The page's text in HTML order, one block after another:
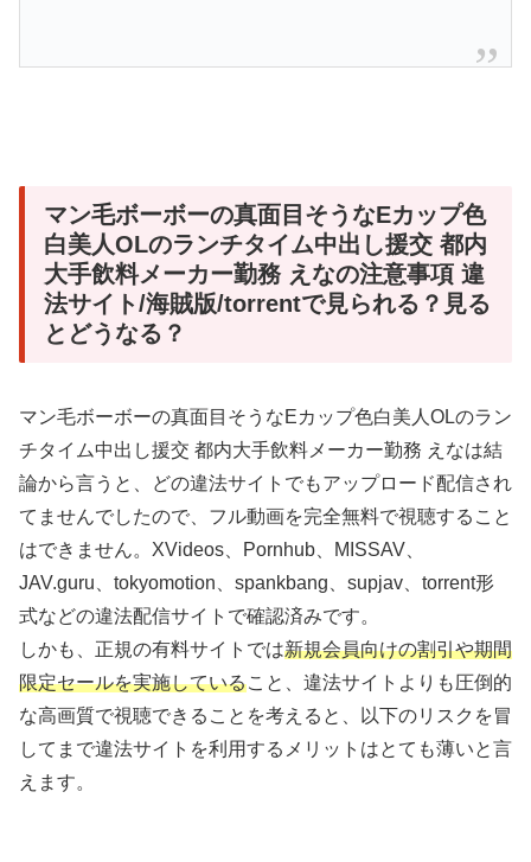
マン毛ボーボーの真面目そうなEカップ色
白美人OLのランチタイム中出し援交 都内
大手飲料メーカー勤務 えなの注意事項 違
法サイト/海賊版/torrentで見られる？見る
とどうなる？
マン毛ボーボーの真面目そうなEカップ色白美人OLのラン
チタイム中出し援交 都内大手飲料メーカー勤務 えなは結
論から言うと、どの違法サイトでもアップロード配信され
てませんでしたので、フル動画を完全無料で視聴すること
はできません。XVideos、Pornhub、MISSAV、
JAV.guru、tokyomotion、spankbang、supjav、torrent形
式などの違法配信サイトで確認済みです。
しかも、正規の有料サイトでは新規会員向けの割引や期間
限定セールを実施していること、違法サイトよりも圧倒的
な高画質で視聴できることを考えると、以下のリスクを冒
してまで違法サイトを利用するメリットはとても薄いと言
えます。